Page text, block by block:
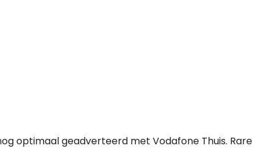
optimaal geadverteerd met Vodafone Thuis. Rare